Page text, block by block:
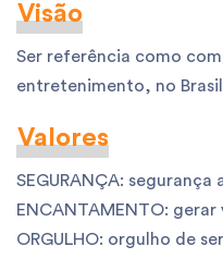
Visão
Ser referência como
entretenimento, no
Valores
SEGURANÇA:
ENCANTAMENTO:
ORGULHO: orgulho de